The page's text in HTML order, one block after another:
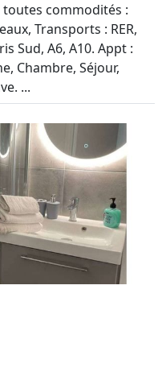
toutes commodités :
Transports : RER,
Sud, A6, A10. Appt :
Chambre, Séjour,
...